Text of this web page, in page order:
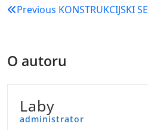
Navigacija
Previous KONSTRUKCIJSKI
O autoru
Laby
administrator